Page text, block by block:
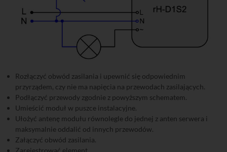
Rozłączyć obwód zasilania i upewnić się odpowiednim
przyrządem, czy nie ma napięcia na przewodach zasilających.
Podłączyć przewody zgodnie z powyższym schematem.
Umieścić moduł w puszce instalacyjne.
Ułożyć antenę modułu równolegle do jednej z anten serwera i
maksymalnie oddalić od innych przewodów.
Załączyć obwód zasilania.